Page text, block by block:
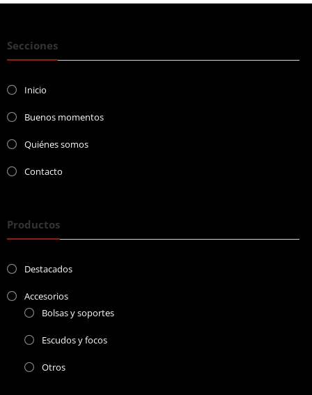
Secciones
Inicio
Buenos momentos
Quiénes somos
Contacto
Productos
Destacados
Accesorios
Bolsas y soportes
Escudos y focos
Otros